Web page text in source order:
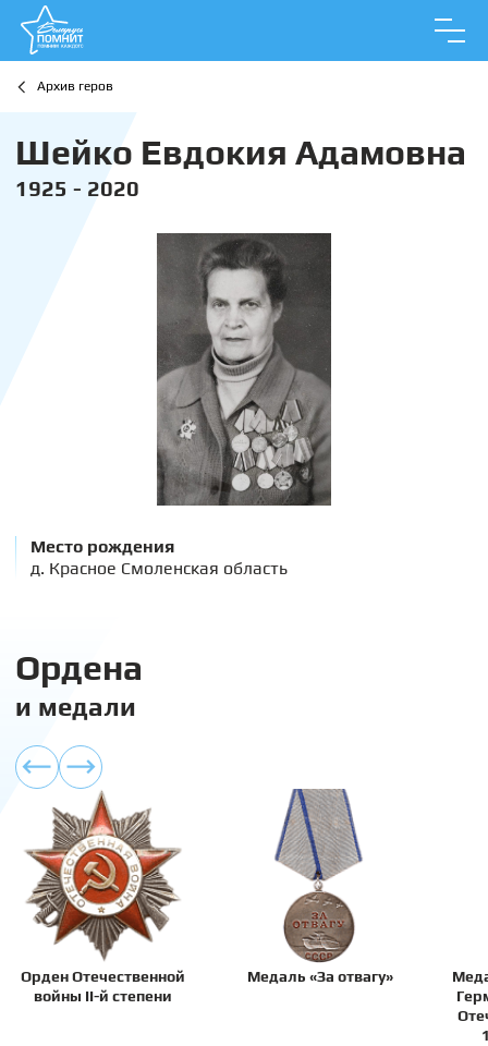
Архив геров
Шейко Евдокия Адамовна
1925 - 2020
Место рождения
д. Красное Смоленская область
Ордена
и медали
Орден Отечественной
войны II-й степени
Медаль «За отвагу»